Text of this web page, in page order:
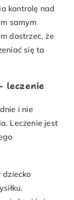
kontrolę nad
samym
dostrzec, że
się ta
leczenie
i nie
Leczenie jest
dziecko